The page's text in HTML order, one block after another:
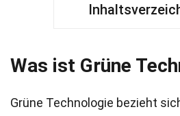
Was ist Grüne
Grüne Technologie bezieht